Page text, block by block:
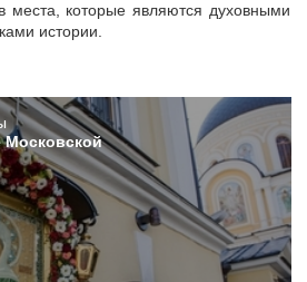
места, которые являются духовными
истории.
Московской